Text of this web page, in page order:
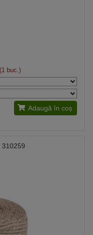
buc.)
Adaugă în coș